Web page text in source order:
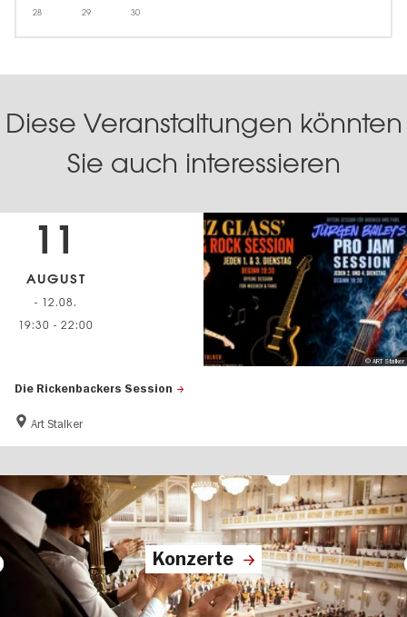
28 29 30
Diese Veranstaltungen könnten
Sie auch interessieren
Die Rickenbackers Session
Art Stalker
11
AUGUST
- 12.08.
19:30 - 22:00
© ART Stalker
Konzerte